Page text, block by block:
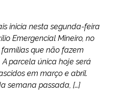
inicia nesta segunda-feira
Emergencial Mineiro, no
que não fazem
parcela única hoje será
em março e abril.
semana passada, […]